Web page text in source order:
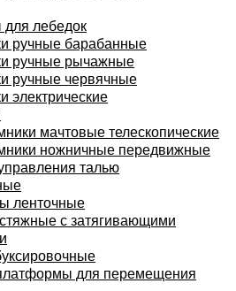
для лебедок
ручные барабанные
ручные рычажные
ручные червячные
электрические
мачтовые телескопические
ножничные передвижные
талью
ленточные
с затягивающими
для перемещения